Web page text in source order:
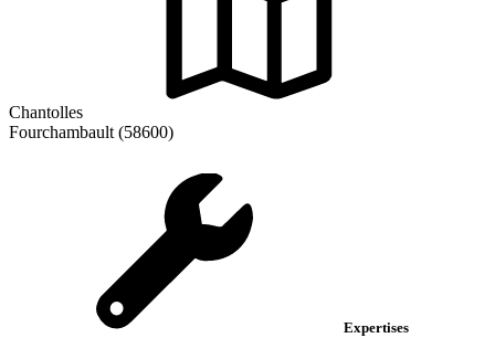
Chantolles
Fourchambault (58600)
Expertises